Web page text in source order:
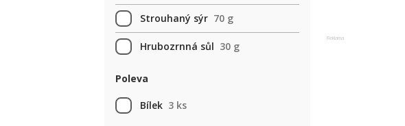
Strouhaný sýr 70 g
Hrubozrnná sůl 30 g
Poleva
Bílek 3 ks
Reklama